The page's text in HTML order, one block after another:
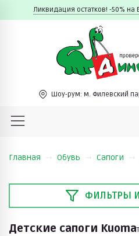
Ликвидация остатков! -50% на
Шоу-рум: м. Филевский
Главная Обувь Сапоги
ФИЛЬТРЫ
Детские сапоги Kuoma